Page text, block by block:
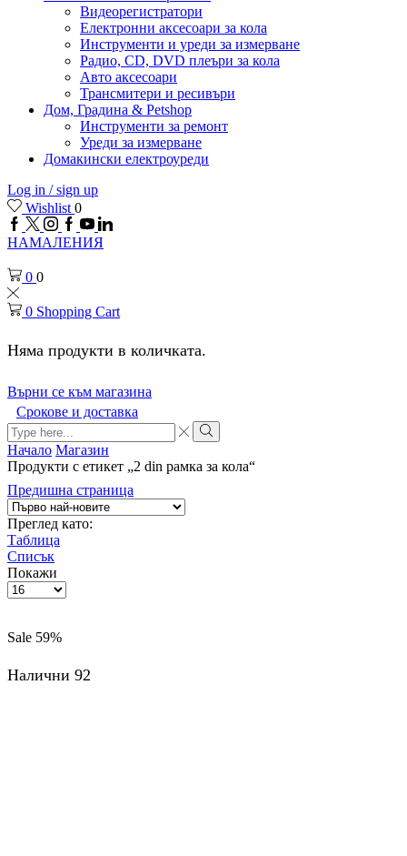
Видеорегистратори
Електронни аксесоари за кола
Инструменти и уреди за измерване
Радио, CD, DVD плеъри за кола
Авто аксесоари
Трансмитери и ресивъри
Дом, Градина & Petshop
Инструменти за ремонт
Уреди за измерване
Домакински електроуреди
Log in / sign up
Wishlist 0
Facebook
Twitter
Instagram
Google
plus
Youtube
Linkedin
НАМАЛЕНИЯ
0 0
0 Shopping Cart
Няма продукти в количката.
Върни се към магазина
Срокове и доставка
Search
input
Search
Начало Магазин
Продукти с етикет „2 din рамка за кола“
Предишна страница
Преглед като:
Таблица
Списък
Покажи
Брой
страница
Sale 59%
Налични 92